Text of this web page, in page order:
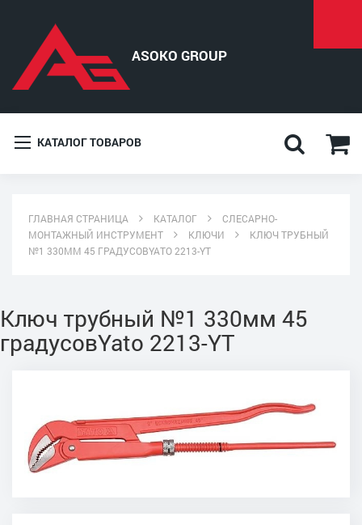
КАТАЛОГ ТОВАРОВ
ГЛАВНАЯ СТРАНИЦА КАТАЛОГ
СЛЕСАРНО-
МОНТАЖНЫЙ ИНСТРУМЕНТ
КЛЮЧИ
КЛЮЧ ТРУБНЫЙ
№1 330ММ 45 ГРАДУСОВYATO 2213-YT
Ключ трубный №1 330мм 45
градусовYato 2213-YT